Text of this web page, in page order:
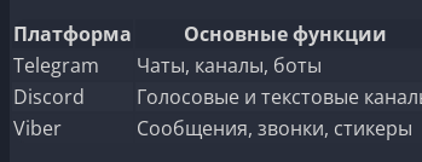
Платформа Основные функции
Telegram
Чаты, каналы, боты
Discord
Голосовые и текстовые
Viber
Сообщения, звонки, стикеры